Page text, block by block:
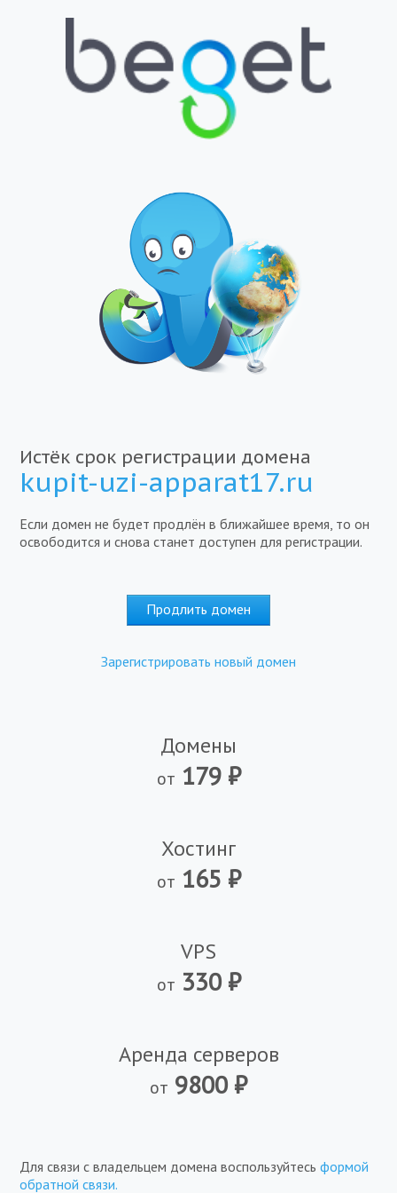
Истёк срок регистрации домена
kupit-uzi-apparat17.ru
Если домен не будет продлён в ближайшее время, то он
освободится и снова станет доступен для регистрации.
Продлить домен
Зарегистрировать новый домен
Домены
от ₽
Хостинг
от ₽
VPS
от ₽
Аренда серверов
от ₽
Для связи с владельцем домена воспользуйтесьформой
обратной связи.